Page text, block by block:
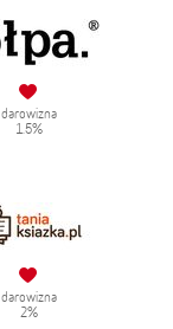
darowizna
1.5%
darowizna
2%